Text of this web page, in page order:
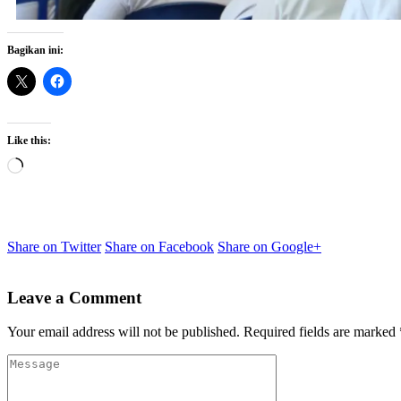
Bagikan ini:
Like this:
Share on Twitter Share on Facebook Share on Google+
Leave a Comment
Your email address will not be published. Required fields are marked